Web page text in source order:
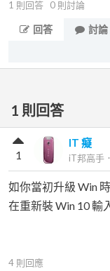
1 則回答 0 則討論
回答
討論
1 則回答
IT 癡
iT邦高手 ．
1
如你當初升級 Win
在重新裝 Win 10 輸
4 則回應